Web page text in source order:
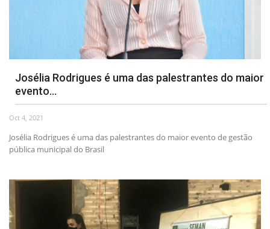
Josélia Rodrigues é uma das palestrantes do maior
evento...
Oct 4, 2021
Josélia Rodrigues é uma das palestrantes do maior evento de gestão
pública municipal do Brasil